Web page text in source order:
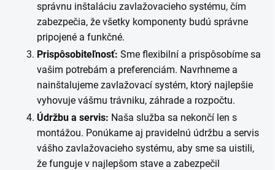
správnu inštaláciu zavlažovacieho systému, čím
zabezpečia, že všetky komponenty budú správne
pripojené a funkčné.
Prispôsobiteľnosť: Sme flexibilní a prispôsobíme sa
vašim potrebám a preferenciám. Navrhneme a
nainštalujeme zavlažovací systém, ktorý najlepšie
vyhovuje vášmu trávniku, záhrade a rozpočtu.
Údržbu a servis: Naša služba sa nekončí len s
montážou. Ponúkame aj pravidelnú údržbu a servis
vášho zavlažovacieho systému, aby sme sa uistili,
že funguje v najlepšom stave a zabezpečil